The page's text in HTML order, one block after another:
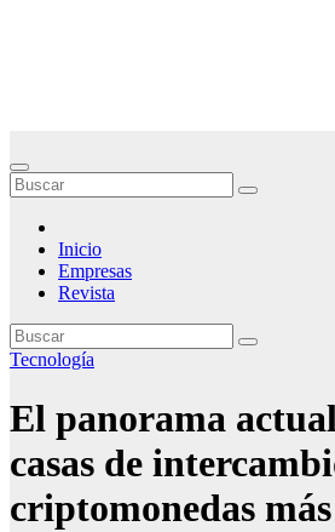
Inicio
Empresas
Revista
Tecnología
El panorama
casas de
criptomonedas